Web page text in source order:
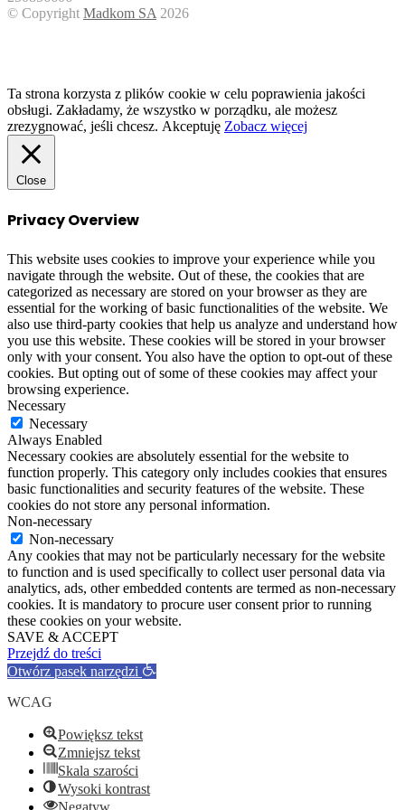
© Copyright Madkom SA 2026
Ta strona korzysta z plików cookie w celu poprawienia jakości
obsługi. Zakładamy, że wszystko w porządku, ale możesz
zrezygnować, jeśli chcesz. Akceptuję Zobacz więcej
Close
Privacy Overview
This website uses cookies to improve your experience while you
navigate through the website. Out of these, the cookies that are
categorized as necessary are stored on your browser as they are
essential for the working of basic functionalities of the website. We
also use third-party cookies that help us analyze and understand how
you use this website. These cookies will be stored in your browser
only with your consent. You also have the option to opt-out of these
cookies. But opting out of some of these cookies may affect your
browsing experience.
Necessary
Necessary
Always Enabled
Necessary cookies are absolutely essential for the website to
function properly. This category only includes cookies that ensures
basic functionalities and security features of the website. These
cookies do not store any personal information.
Non-necessary
Non-necessary
Any cookies that may not be particularly necessary for the website
to function and is used specifically to collect user personal data via
analytics, ads, other embedded contents are termed as non-necessary
cookies. It is mandatory to procure user consent prior to running
these cookies on your website.
SAVE & ACCEPT
Przejdź do treści
Otwórz pasek narzędzi
WCAG
Powiększ tekst
Zmniejsz tekst
Skala szarości
Wysoki kontrast
Negatyw